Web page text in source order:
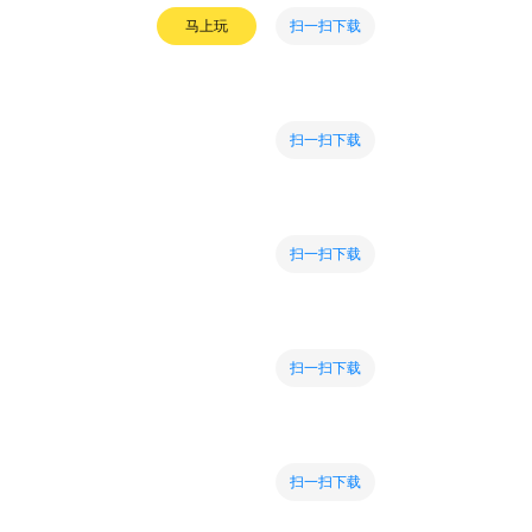
马上玩 扫一扫下载
扫一扫下载
扫一扫下载
扫一扫下载
扫一扫下载